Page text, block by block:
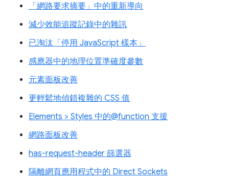
「網路要求摘要」中的重新導向
減少效能追蹤記錄中的雜訊
已淘汰「停用 JavaScript 樣本」
感應器中的地理位置準確度參數
元素面板改善
更輕鬆地偵錯複雜的 CSS 值
Elements > Styles 中的@function 支援
網路面板改善
has-request-header 篩選器
隔離網頁應用程式中的 Direct Sockets